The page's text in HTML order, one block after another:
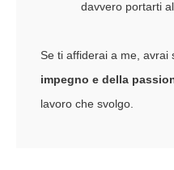
davvero portarti
Se ti affiderai a me, avrai
impegno e della
lavoro che svolgo.